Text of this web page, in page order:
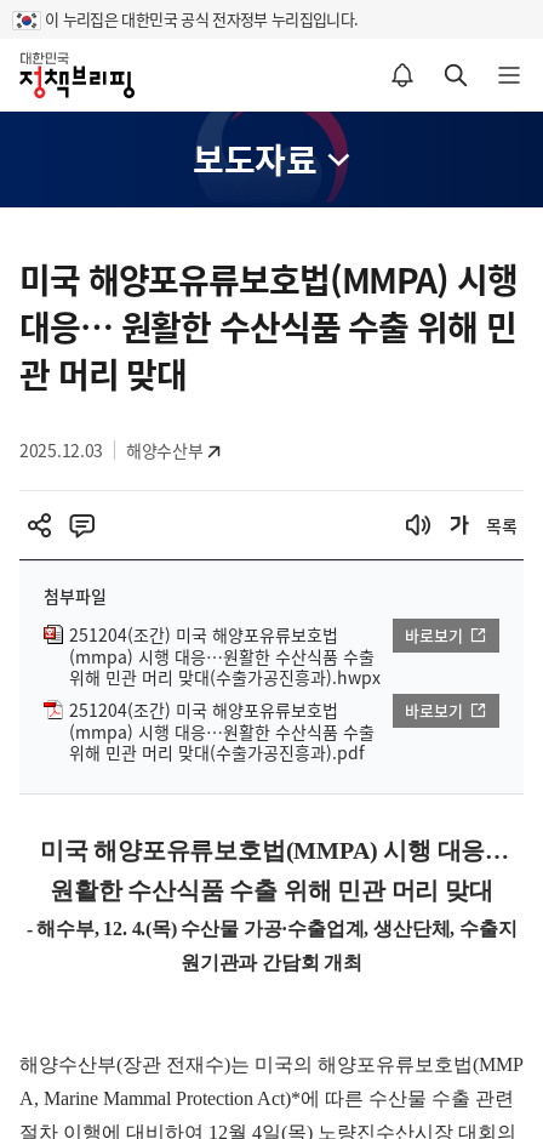
이 누리집은 대한민국 공식 전자정부 누리집입니다.
홈
알림설정 바로가기 검색 바로가기 메뉴 열기
보도자료
텐
츠
영
역
미국 해양포유류보호법(MMPA) 시행
대응… 원활한 수산식품 수출 위해 민
관 머리 맞대
2025.12.03 해양수산부
목록
첨부파일
251204(조간) 미국 해양포유류보호법
(mmpa) 시행 대응…원활한 수산식품 수출
위해 민관 머리 맞대(수출가공진흥과).hwpx
바로보기
251204(조간) 미국 해양포유류보호법
(mmpa) 시행 대응…원활한 수산식품 수출
위해 민관 머리 맞대(수출가공진흥과).pdf
바로보기
미국 해양포유류보호법(MMPA) 시행 대응…
원활한 수산식품 수출 위해 민관 머리 맞대
- 해수부, 12. 4.(목) 수산물 가공·수출업계, 생산단체, 수출지
원기관과 간담회 개최
해양수산부(장관 전재수)는 미국의 해양포유류보호법(MMP
A, Marine Mammal Protection Act)*에 따른 수산물 수출 관련
절차 이행에 대비하여 12월 4일(목) 노량진수산시장 대회의